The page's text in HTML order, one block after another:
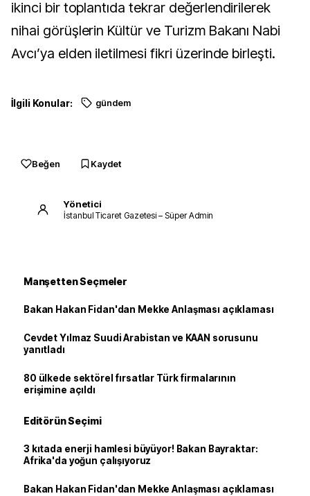
ikinci bir toplantıda tekrar değerlendirilerek
nihai görüşlerin Kültür ve Turizm Bakanı Nabi
Avcı’ya elden iletilmesi fikri üzerinde birleşti.
İlgili Konular: gündem
Beğen Kaydet
Yönetici
İstanbul Ticaret Gazetesi – Süper Admin
Manşetten Seçmeler
Bakan Hakan Fidan'dan Mekke Anlaşması açıklaması
Cevdet Yılmaz Suudi Arabistan ve KAAN sorusunu
yanıtladı
80 ülkede sektörel fırsatlar Türk firmalarının
erişimine açıldı
Editörün Seçimi
3 kıtada enerji hamlesi büyüyor! Bakan Bayraktar:
Afrika'da yoğun çalışıyoruz
Bakan Hakan Fidan'dan Mekke Anlaşması açıklaması